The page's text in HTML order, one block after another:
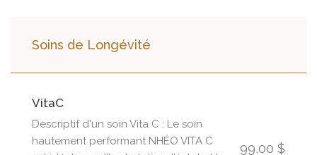
Soins de Longévité
VitaC
Descriptif d'un soin Vita C : Le soin
hautement performant NHÉO VITA C
99,00 $